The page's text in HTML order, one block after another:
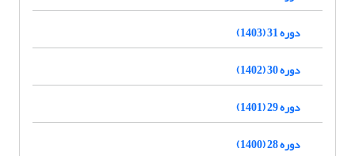
دوره 31 (1403)
دوره 30 (1402)
دوره 29 (1401)
دوره 28 (1400)